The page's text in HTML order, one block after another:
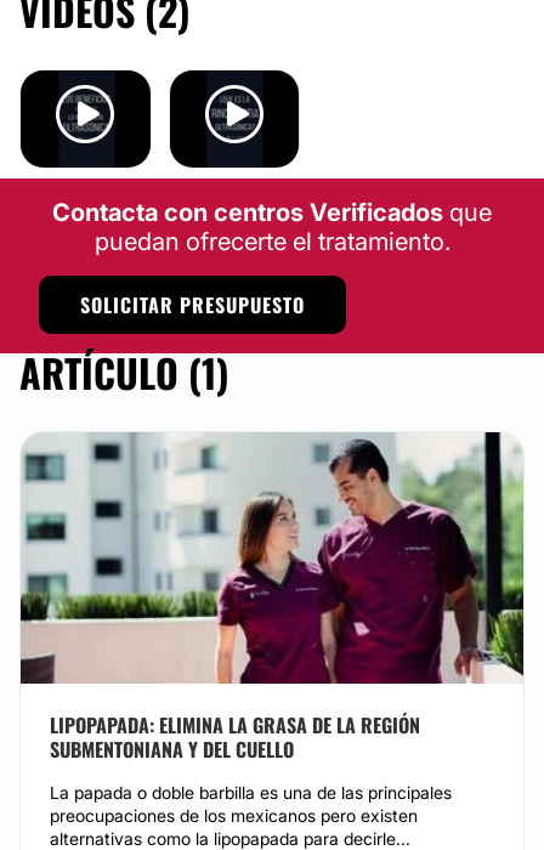
rinoplastia convencional es que es menos invasivo, lo
cual nos dará una recuperación más rápida, con
menos hematomas. Los cortes que nos permite
modelar con mayor precisión la nariz obteniendo
mejores resultados.
CIRUGÍA DE PAPADA
Es la eliminación de los depósitos de grasa acumulada
en mentón y cuello restaurando y perfilando la línea
mandibular, además brinda un perfil elegante que
ayudara a aumentar su confianza. Es un
requiere poco tiempo de inactividad Se realiza bajo
anestesia local con 1-3 incisiones pequeñas por
donde se introduce la fibra del láser con lo cual
eliminamos esa grasa localizada.
CONTACTAR
Es la cirugía en la cual se cambia la forma del mentón,
con el objetivo de conseguir una mejor simetría y
proporcionalidad del rostro y puede ser de aumento o
reducción. La mentoplastia de aumento puede ser
quirúrgica (colocar una prótesis ó mediante
osteotomía deslizante) o no quirúrgica (material de
RINOPLASTIA RINOPLASTIA
Contacta con centros Verificados que
puedan ofrecerte el tratamiento.
SOLICITAR PRESUPUESTO
ARTÍCULO (1)
LIPOPAPADA: ELIMINA LA GRASA DE LA REGIÓN
SUBMENTONIANA Y DEL CUELLO
La papada o doble barbilla es una de las principales
preocupaciones de los mexicanos pero existen
alternativas como la lipopapada para decirle...